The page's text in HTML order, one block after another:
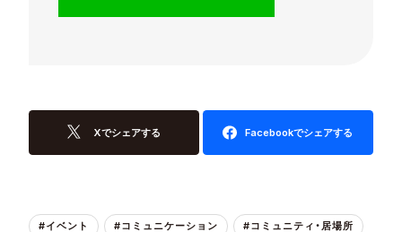
Xでシェアする Facebookでシェアする
#イベント #コミュニケーション #コミュニティ・居場所